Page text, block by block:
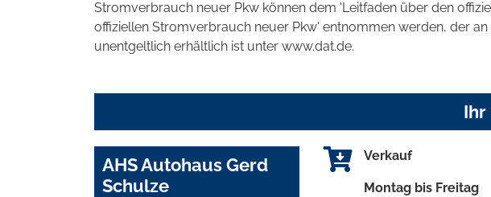
Stromverbrauch neuer Pkw können dem 'Leitfaden über den
offiziellen Stromverbrauch neuer Pkw' entnommen werden, der
unentgeltlich erhältlich ist unter www.dat.de.
Ihr
AHS Autohaus Gerd
Schulze
Verkauf
Montag bis Freitag